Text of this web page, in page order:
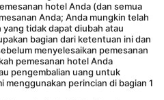
hotel Anda (dan semua
Anda; Anda mungkin telah
yang tidak dapat diubah atau
bagian dari ketentuan ini dan
menyelesaikan pemesanan
pemesanan hotel Anda
pengembalian uang untuk
menggunakan perincian di bagian 1